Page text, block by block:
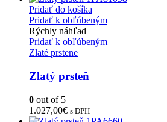
Pridať do košíka
Pridať k obľúbeným
Rýchly náhľad
Pridať k obľúbeným
Zlaté prstene
Zlatý prsteň
0 out of 5
1.027,00€ s DPH